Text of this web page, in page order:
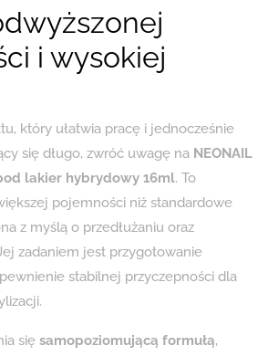
i wysokiej
który ułatwia pracę i jednocześnie
się długo, zwróć uwagę na NEONAIL
lakier hybrydowy 16ml. To
pojemności niż standardowe
z myślą o przedłużaniu oraz
zadaniem jest przygotowanie
stabilnej przyczepności dla
się samopoziomującą formułą,